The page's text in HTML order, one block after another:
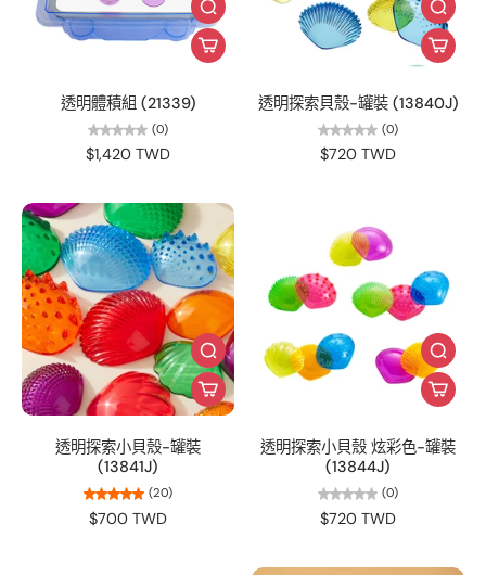
透明體積組 (21339)
(0)
$1,420 TWD
透明探索貝殼-罐裝 (13840J)
(0)
$720 TWD
透明探索小貝殼-罐裝
(13841J)
(20)
$700 TWD
透明探索小貝殼 炫彩色-罐裝
(13844J)
(0)
$720 TWD